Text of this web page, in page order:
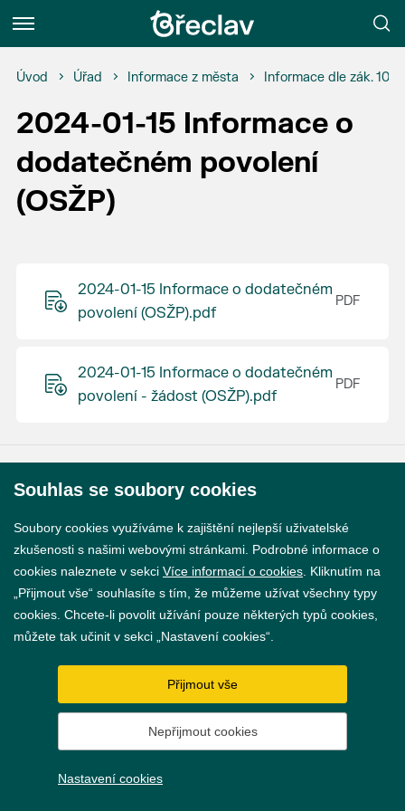
Menu
Úvod Úřad Informace z města Informace dle zák.
2024-01-15 Informace o
dodatečném povolení
(OSŽP)
2024-01-15 Informace o dodatečném
povolení (OSŽP).pdf
2024-01-15 Informace o dodatečném
povolení - žádost (OSŽP).pdf
© 2026 Město Břeclav
Prohlášení o přístupnosti
GDPR
Nastavení cookies
VytvořilwebProgress
Souhlas se soubory cookies
Soubory cookies využíváme k zajištění nejlepší uživatelské
zkušenosti s našimi webovými stránkami. Podrobné informace o
cookies naleznete v sekci Více informací o cookies . Kliknutím na
„Přijmout vše“ souhlasíte s tím, že můžeme užívat všechny typy
cookies. Chcete-li povolit užívání pouze některých typů cookies,
můžete tak učinit v sekci „Nastavení cookies“.
Přijmout vše
Nepřijmout cookies
Nastavení cookies